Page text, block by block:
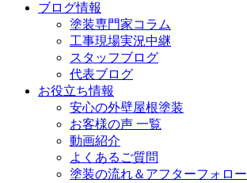
ブログ情報
塗装専門家コラム
工事現場実況中継
スタッフブログ
代表ブログ
お役立ち情報
安心の外壁屋根塗装
お客様の声 一覧
動画紹介
よくあるご質問
塗装の流れ＆アフターフォロー